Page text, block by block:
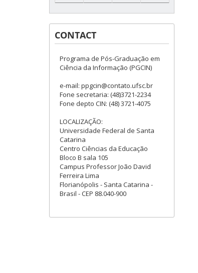
CONTACT
Programa de Pós-Graduação em
Ciência da Informação (PGCIN)
e-mail: ppgcin@contato.ufsc.br
Fone secretaria: (48)3721-2234
Fone depto CIN: (48) 3721-4075
LOCALIZAÇÃO:
Universidade Federal de Santa
Catarina
Centro Ciências da Educação
Bloco B sala 105
Campus Professor João David
Ferreira Lima
Florianópolis - Santa Catarina -
Brasil - CEP 88.040-900